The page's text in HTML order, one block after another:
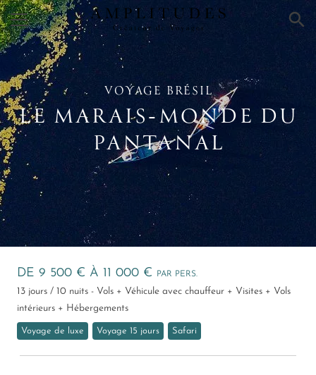
×
VOYAGE BRÉSIL
LE MARAIS‑MONDE DU
PANTANAL
DE 9 500 € À 11 000 € PAR PERS.
13 jours / 10 nuits - Vols + Véhicule avec chauffeur + Visites + Vols
intérieurs + Hébergements
Voyage de luxe Voyage 15 jours Safari